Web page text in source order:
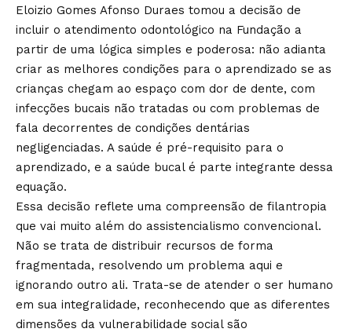
Eloizio Gomes Afonso Duraes tomou a decisão de
incluir o atendimento odontológico na Fundação a
partir de uma lógica simples e poderosa: não adianta
criar as melhores condições para o aprendizado se as
crianças chegam ao espaço com dor de dente, com
infecções bucais não tratadas ou com problemas de
fala decorrentes de condições dentárias
negligenciadas. A saúde é pré-requisito para o
aprendizado, e a saúde bucal é parte integrante dessa
equação.
Essa decisão reflete uma compreensão de filantropia
que vai muito além do assistencialismo convencional.
Não se trata de distribuir recursos de forma
fragmentada, resolvendo um problema aqui e
ignorando outro ali. Trata-se de atender o ser humano
em sua integralidade, reconhecendo que as diferentes
dimensões da vulnerabilidade social são